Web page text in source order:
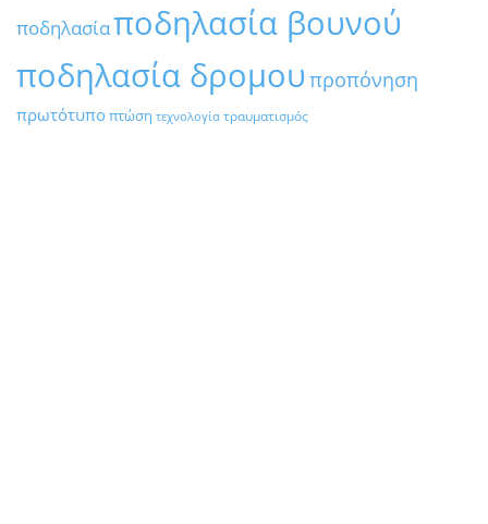
ποδηλασίαποδηλασία βουνού
ποδηλασία δρομου προπόνηση
πρωτότυποπτώση τεχνολογία τραυματισμός